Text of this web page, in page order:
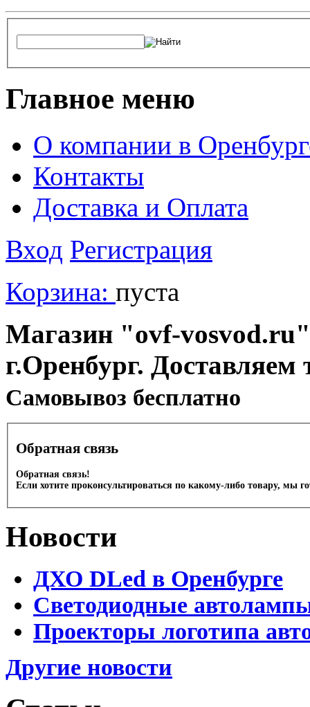
Главное меню
О компании в
Контакты
Доставка и Оплата
Вход Регистрация
Корзина: пуста
Магазин "ovf-vosvod.ru"
г.Оренбург.
Cамовывоз бесплатно
Обратная связь
Обратная связь!
Если хотите проконсультироваться по какому-либо товару, мы
Новости
ДХО DLed в Оренбурге
Светодиодные
Проекторы логотипа
Другие новости